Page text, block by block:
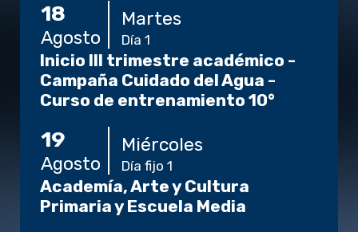
18
Agosto
Martes
Día 1
Inicio III trimestre académico -
Campaña Cuidado del Agua -
Curso de entrenamiento 10°
19
Agosto
Miércoles
Día fijo 1
Academía, Arte y Cultura
Primaria y Escuela Media